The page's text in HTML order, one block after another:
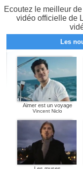
Ecoutez le meilleur
vidéo officielle de
Les
Aimer est un voyage
Vincent Niclo